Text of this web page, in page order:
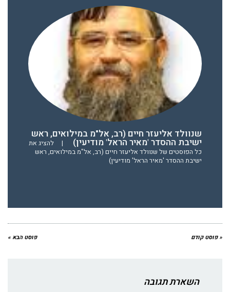
שנוולד אליעזר חיים (רב, אל"מ במילואים, ראש
ישיבת ההסדר 'מאיר הראל' מודיעין) |
להציג את
כל הפוסטים של שנוולד אליעזר חיים (רב, אל"מ במילואים, ראש
ישיבת ההסדר 'מאיר הראל' מודיעין)
« פוסט קודם פוסט הבא »
השארת תגובה